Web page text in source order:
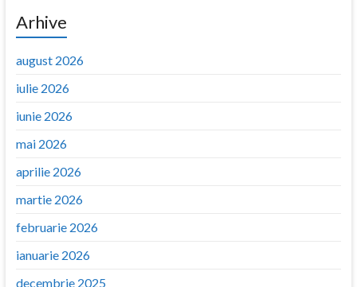
Arhive
august 2026
iulie 2026
iunie 2026
mai 2026
aprilie 2026
martie 2026
februarie 2026
ianuarie 2026
decembrie 2025